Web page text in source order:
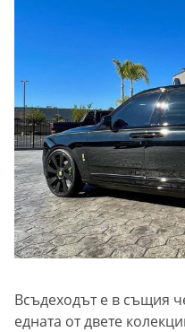
Всъдеходът е в същия
едната от двете